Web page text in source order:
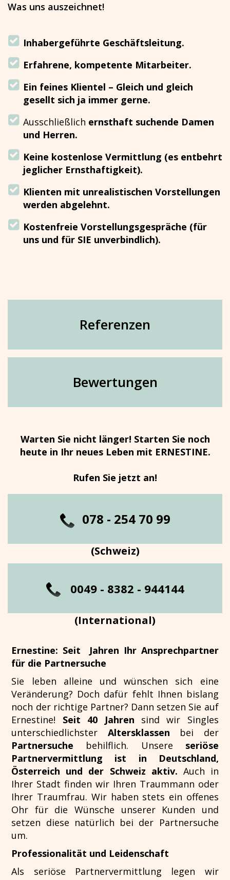
Was uns auszeichnet!
Inhabergeführte Geschäftsleitung.
Erfahrene, kompetente Mitarbeiter.
Ein feines Klientel – Gleich und gleich
gesellt sich ja immer gerne.
Ausschließlich ernsthaft suchende Damen
und Herren.
Keine kostenlose Vermittlung (es entbehrt
jeglicher Ernsthaftigkeit).
Klienten mit unrealistischen Vorstellungen
werden abgelehnt.
Kostenfreie Vorstellungsgespräche (für
uns und für SIE unverbindlich).
Referenzen
Bewertungen
Warten Sie nicht länger! Starten Sie noch
heute in Ihr neues Leben mit ERNESTINE.
Rufen Sie jetzt an!
078 - 254 70 99
(Schweiz)
0049 - 8382 - 944144
(International)
Ernestine: Seit Jahren Ihr Ansprechpartner
für die Partnersuche
Sie leben alleine und wünschen sich eine
Veränderung? Doch dafür fehlt Ihnen bislang
noch der richtige Partner? Dann setzen Sie auf
Ernestine! Seit 40 Jahren sind wir Singles
unterschiedlichster Altersklassen bei der
Partnersuche behilflich. Unsere seriöse
Partnervermittlung ist in Deutschland,
Österreich und der Schweiz aktiv. Auch in
Ihrer Stadt finden wir Ihren Traummann oder
Ihrer Traumfrau. Wir haben stets ein offenes
Ohr für die Wünsche unserer Kunden und
setzen diese natürlich bei der Partnersuche
um.
Professionalität und Leidenschaft
Als seriöse Partnervermittlung legen wir